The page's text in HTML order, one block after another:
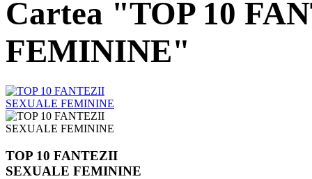
Cartea "TOP 10
FEMININE"
TOP 10 FANTEZII
SEXUALE FEMININE